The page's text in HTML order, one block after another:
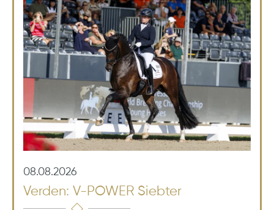
08.08.2026
Verden: V-POWER Siebter